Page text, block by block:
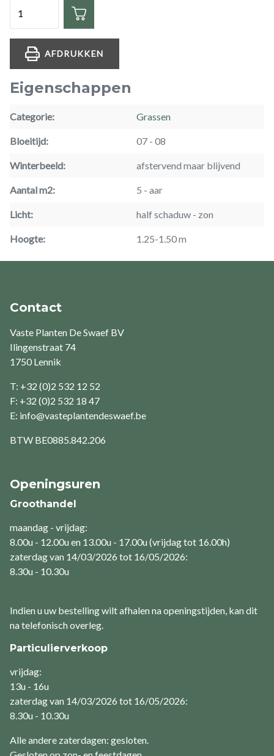
AFDRUKKEN
Eigenschappen
Categorie Grassen
Bloeitijd 07 08
Winterbeeld afstervend maar blijvend
Aantal m2 5 aar
Licht half schaduw zon
Hoogte 1.25-1.50 m
Contact
Vaste Planten De Swaef BV
Ilingenstraat 74
1750 Lennik
T: +32 (0)2 532 12 52
F: +32 (0)2 532 18 47
E: info@vasteplantendeswaef.be
BTW BE0885.842.206
Openingsuren
Groothandel
maandag - vrijdag:
8.00u - 12.00u en 13.00u - 17.00u (vrijdag tot 16.00h)
zaterdag van 14/03/2026 tot 16/05/2026:
8.30u - 10.30u
Indien u uw bestelling wilt afhalen na openingstijden, kan dit
na telefonisch overleg.
Particulierverkoop
vrijdag:
13u - 16u
zaterdag van 14/03/2026 tot 16/05/2026:
8.30u - 10.30u
Alle andere zaterdagen: gesloten.